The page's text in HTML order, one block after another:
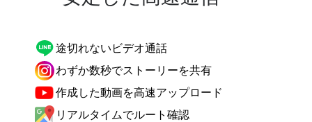
途切れないビデオ通話
わずか数秒でストーリーを共有
作成した動画を高速アップロード
リアルタイムでルート確認